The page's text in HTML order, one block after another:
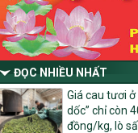
trên địa bàn tỉnh Nghệ An
Quyết định số 2490/
Về việc thành lập Ban
trình mục tiều quốc gia
thôn mới, giảm nghèo
triển kinh tế – xã hội
tộc thiểu số và miền núi
-2030 tỉnh Nghệ An
ĐỌC NHIỀU NHẤT
Giá cau tươi
dốc” chỉ còn
đồng/kg, lò